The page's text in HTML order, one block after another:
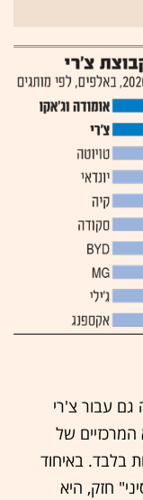
גם עבור צ'רי
של
בכ-18% מהמסירות בלבד. באיחוד
חזק, היא